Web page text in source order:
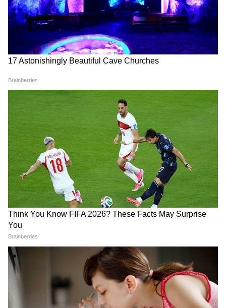
असम प्रीमियर लीग: पुरकायस्थ के
तूफानी 99* रन, जोरहाट स्टालियंस
पाकिस्तान सीरीज: फिटनेस की वजह
से पहले दो टेस्ट नहीं खेलेंगे सैम करन
LATEST VIDEOS
Modi in IIT Delhi: '1 लाख करोड़..अंग्रेजी में
बोलूं', देश के युवाओं को Modi ने दिया बहुत बड़ा
टास्क
देर रात Rishabh Pant की इस शिकायत पर
CM Pushkar Dhami की पहली प्रतिक्रिया